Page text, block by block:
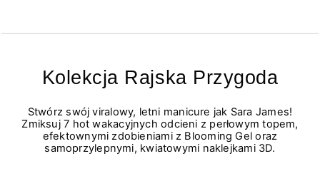
Kolekcja Rajska Przygoda
Stwórz swój viralowy, letni manicure jak Sara James!
Zmiksuj 7 hot wakacyjnych odcieni z perłowym topem,
efektownymi zdobieniami z Blooming Gel oraz
samoprzylepnymi, kwiatowymi naklejkami 3D.